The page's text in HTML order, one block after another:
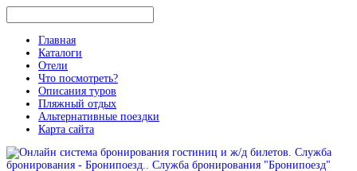
Главная
Каталоги
Отели
Что посмотреть?
Описания туров
Пляжный отдых
Альтернативные поездки
Карта сайта